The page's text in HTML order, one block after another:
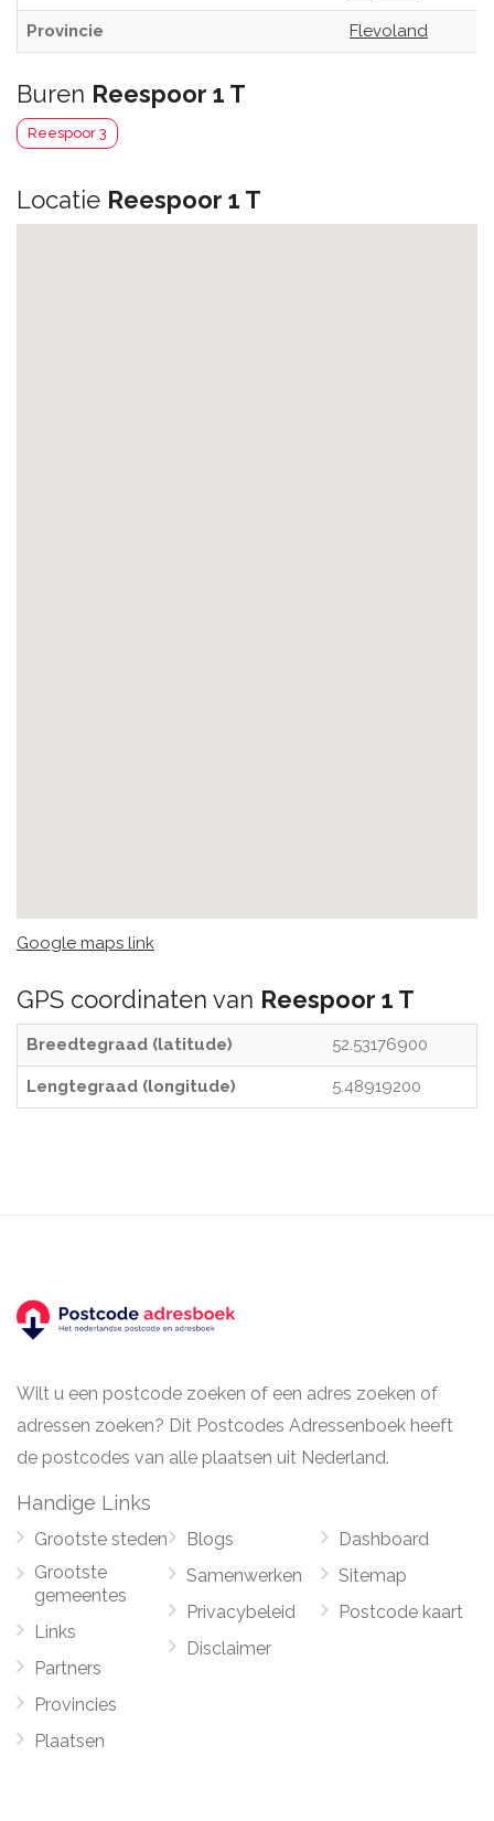
Provincie Flevoland
Buren Reespoor 1 T
Reespoor 3
Locatie Reespoor 1 T
Google maps link
GPS coordinaten van Reespoor 1 T
Breedtegraad (latitude) 52.53176900
Lengtegraad (longitude) 5.48919200
Wilt u een postcode zoeken of een adres zoeken of
adressen zoeken? Dit Postcodes Adressenboek heeft
de postcodes van alle plaatsen uit Nederland.
Handige Links
Grootste steden
Grootste
gemeentes
Links
Partners
Provincies
Plaatsen
Blogs
Samenwerken
Privacybeleid
Disclaimer
Dashboard
Sitemap
Postcode kaart